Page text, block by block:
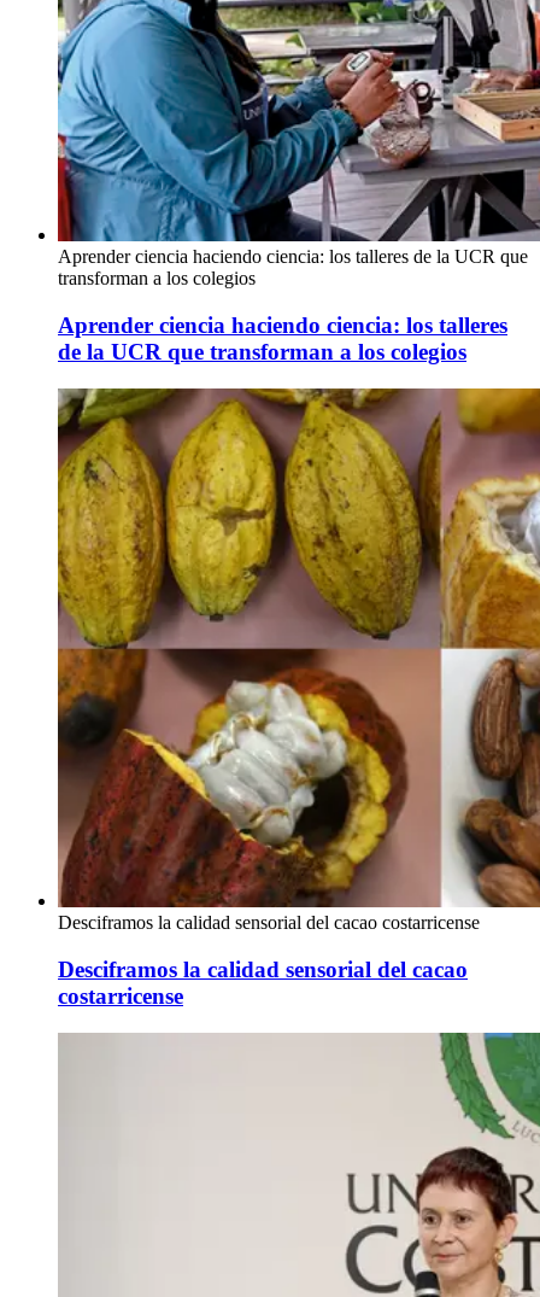
Aprender ciencia haciendo ciencia: los talleres de la UCR que
transforman a los colegios
Aprender ciencia haciendo ciencia: los talleres
de la UCR que transforman a los colegios
Desciframos la calidad sensorial del cacao costarricense
Desciframos la calidad sensorial del cacao
costarricense